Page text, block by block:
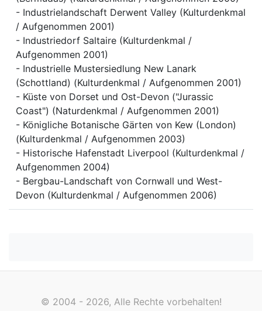
- Industrielandschaft Derwent Valley (Kulturdenkmal
/ Aufgenommen 2001)
- Industriedorf Saltaire (Kulturdenkmal /
Aufgenommen 2001)
- Industrielle Mustersiedlung New Lanark
(Schottland) (Kulturdenkmal / Aufgenommen 2001)
- Küste von Dorset und Ost-Devon ("Jurassic
Coast") (Naturdenkmal / Aufgenommen 2001)
- Königliche Botanische Gärten von Kew (London)
(Kulturdenkmal / Aufgenommen 2003)
- Historische Hafenstadt Liverpool (Kulturdenkmal /
Aufgenommen 2004)
- Bergbau-Landschaft von Cornwall und West-
Devon (Kulturdenkmal / Aufgenommen 2006)
© 2004 - 2026, Alle Rechte vorbehalten!